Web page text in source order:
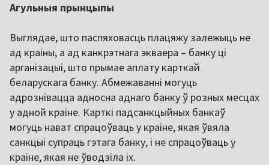
Агульныя прынцыпы
Выглядае, што паспяховасць плацяжу залежыць не
ад краіны, а ад канкрэтнага экваера – банку ці
арганізацыі, што прымае аплату карткай
беларускага банку. Абмежаванні могуць
адрознівацца адносна аднаго банку ў розных месцах
у адной краіне. Карткі падсанкцыйных банкаў
могуць нават спрацоўваць у краіне, якая ўвяла
санкцыі супраць гэтага банку, і не спрацоўваць у
краіне, якая не ўводзіла іх.